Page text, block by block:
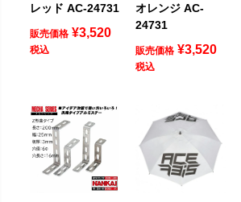
レッド AC-24731
販売価格 ¥3,520
税込
オレンジ AC-
24731
販売価格 ¥3,520
税込